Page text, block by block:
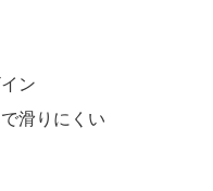
ン
滑りにくい